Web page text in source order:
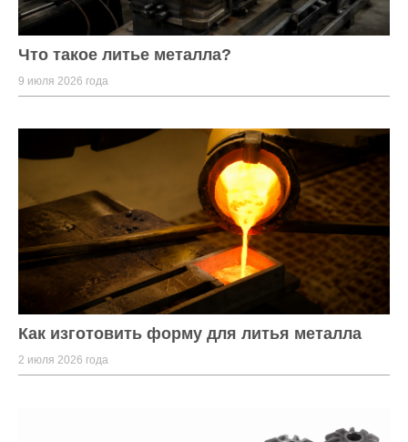
Что такое литье металла?
9 июля 2026 года
Как изготовить форму для литья металла
2 июля 2026 года